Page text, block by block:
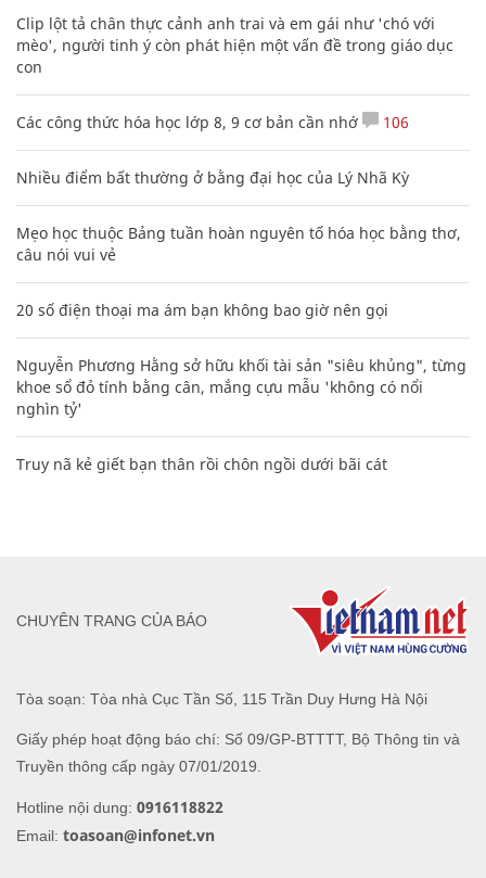
Clip lột tả chân thực cảnh anh trai và em gái như 'chó với
mèo', người tinh ý còn phát hiện một vấn đề trong giáo dục
con
Các công thức hóa học lớp 8, 9 cơ bản cần nhớ 106
Nhiều điểm bất thường ở bằng đại học của Lý Nhã Kỳ
Mẹo học thuộc Bảng tuần hoàn nguyên tố hóa học bằng thơ,
câu nói vui vẻ
20 số điện thoại ma ám bạn không bao giờ nên gọi
Nguyễn Phương Hằng sở hữu khối tài sản "siêu khủng", từng
khoe sổ đỏ tính bằng cân, mắng cựu mẫu 'không có nổi
nghìn tỷ'
Truy nã kẻ giết bạn thân rồi chôn ngồi dưới bãi cát
Tòa soạn: Tòa nhà Cục Tần Số, 115 Trần Duy Hưng Hà Nội
Giấy phép hoạt động báo chí: Số 09/GP-BTTTT, Bộ Thông tin và
Truyền thông cấp ngày 07/01/2019.
Hotline nội dung: 0916118822
Email: toasoan@infonet.vn
CHUYÊN TRANG CỦA BÁO